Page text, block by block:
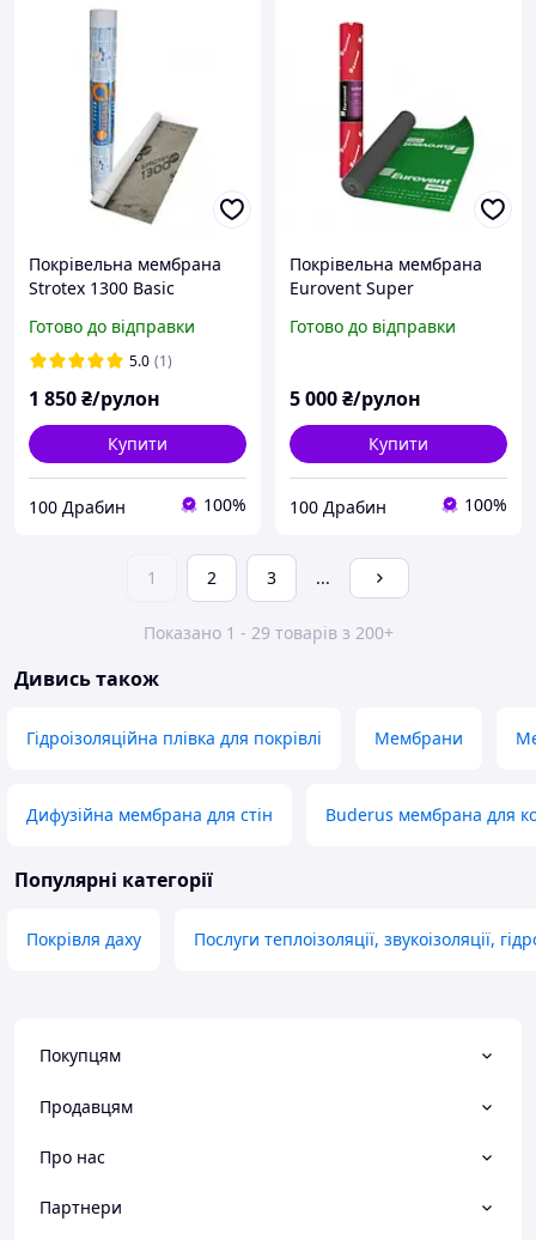
Покрівельна мембрана
Strotex 1300 Basic
Готово до відправки
5.0 (1)
1 850₴/рулон
Купити
100 Драбин 100%
Покрівельна мембрана
Eurovent Super
Готово до відправки
5 000₴/рулон
Купити
100 Драбин 100%
1 2 3 ...
Показано 1 - 29 товарів з 200+
Дивись також
Гідроізоляційна плівка для покрівлі Мембрани
Дифузійна мембрана для стін Buderus мембрана для
Популярні категорії
Покрівля даху Послуги теплоізоляції, звукоізоляції,
Покупцям
Продавцям
Про нас
Партнери